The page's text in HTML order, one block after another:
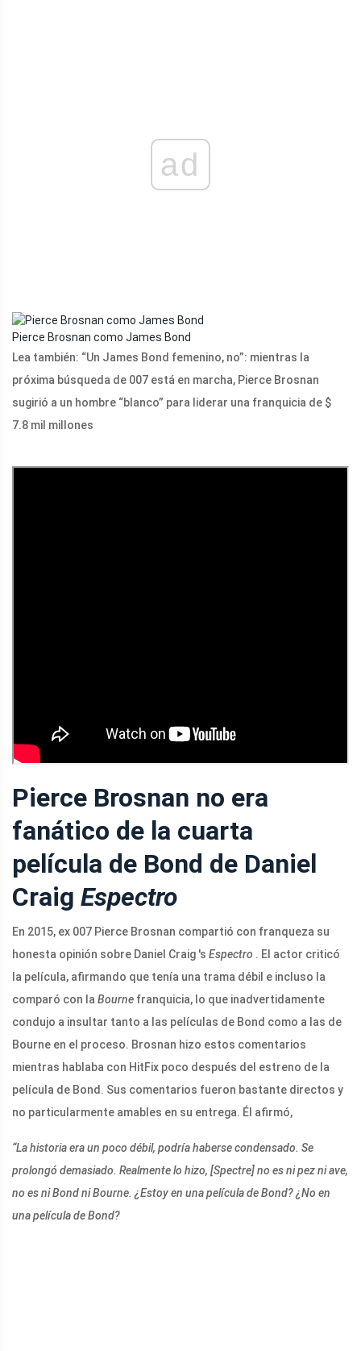
ad
Pierce Brosnan como James Bond
Lea también: “Un James Bond femenino, no”: mientras la
próxima búsqueda de 007 está en marcha, Pierce Brosnan
sugirió a un hombre “blanco” para liderar una franquicia de $
7.8 mil millones
Pierce Brosnan no era
fanático de la cuarta
película de Bond de Daniel
Craig Espectro
En 2015, ex 007 Pierce Brosnan compartió con franqueza su
honesta opinión sobre Daniel Craig 's Espectro . El actor criticó
la película, afirmando que tenía una trama débil e incluso la
comparó con la Bourne franquicia, lo que inadvertidamente
condujo a insultar tanto a las películas de Bond como a las de
Bourne en el proceso. Brosnan hizo estos comentarios
mientras hablaba con HitFix poco después del estreno de la
película de Bond. Sus comentarios fueron bastante directos y
no particularmente amables en su entrega. Él afirmó,
“La historia era un poco débil, podría haberse condensado. Se
prolongó demasiado. Realmente lo hizo, [Spectre] no es ni pez ni ave,
no es ni Bond ni Bourne. ¿Estoy en una película de Bond? ¿No en
una película de Bond?